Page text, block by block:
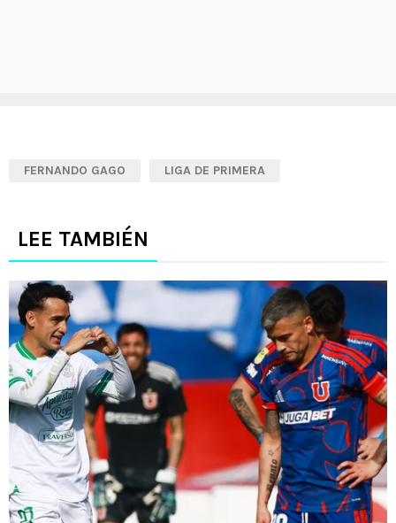
FERNANDO GAGO LIGA DE PRIMERA
LEE TAMBIÉN